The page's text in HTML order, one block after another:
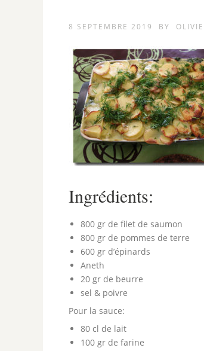
8 SEPTEMBRE 2019 BY
Ingrédients:
800 gr de filet de saumon
800 gr de pommes de terre
600 gr d’épinards
Aneth
20 gr de beurre
sel & poivre
Pour la sauce:
80 cl de lait
100 gr de farine